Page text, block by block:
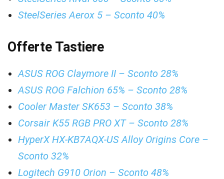
SteelSeries Aerox 5 – Sconto 40%
Offerte Tastiere
ASUS ROG Claymore II – Sconto 28%
ASUS ROG Falchion 65% – Sconto 28%
Cooler Master SK653 – Sconto 38%
Corsair K55 RGB PRO XT – Sconto 28%
HyperX HX-KB7AQX-US Alloy Origins Core –
Sconto 32%
Logitech G910 Orion – Sconto 48%